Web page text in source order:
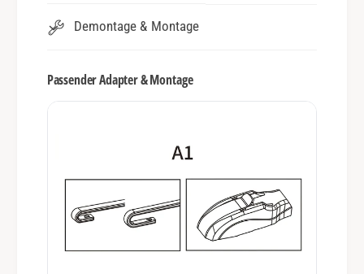
Demontage & Montage
Passender Adapter & Montage